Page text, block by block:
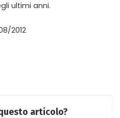
ultimi anni.
2012
articolo?